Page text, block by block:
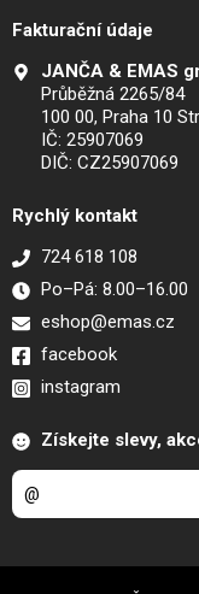
Fakturační údaje
JANČA & EMAS
Průběžná 2265/84
100 00, Praha 10
IČ: 25907069
DIČ: CZ25907069
Rychlý kontakt
724 618 108
Po–Pá: 8.00–16.00
eshop@emas.cz
facebook
instagram
Získejte slevy,